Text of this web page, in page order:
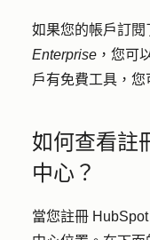
如果您的帳戶訂閱
Enterprise ，您可
戶有免費工具，您
如何查看註
中心？
當您註冊